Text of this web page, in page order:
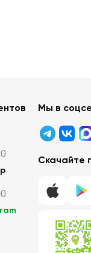
Мы в
Скачайте